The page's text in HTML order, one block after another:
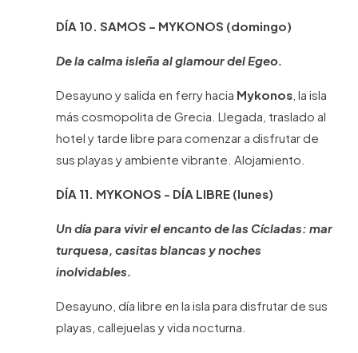
DÍA 10. SAMOS – MYKONOS (domingo)
De la calma isleña al glamour del Egeo.
Desayuno y salida en ferry hacia Mykonos , la isla
más cosmopolita de Grecia. Llegada, traslado al
hotel y tarde libre para comenzar a disfrutar de
sus playas y ambiente vibrante. Alojamiento.
DÍA 11. MYKONOS - DÍA LIBRE (lunes)
Un día para vivir el encanto de las Cícladas: mar
turquesa, casitas blancas y noches
inolvidables.
Desayuno, día libre en la isla para disfrutar de sus
playas, callejuelas y vida nocturna.